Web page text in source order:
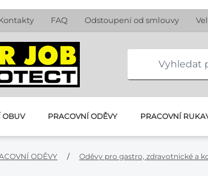
FAQ Odstoupení od smlouvy
OBUV PRACOVNÍ ODĚVY PRACOVNÍ
ODĚVY / Oděvy pro gastro, zdravotnické a